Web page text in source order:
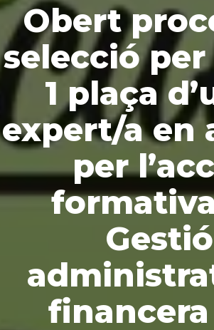
Obert
selecció
1 plaça
expert/a en
per
Gestió